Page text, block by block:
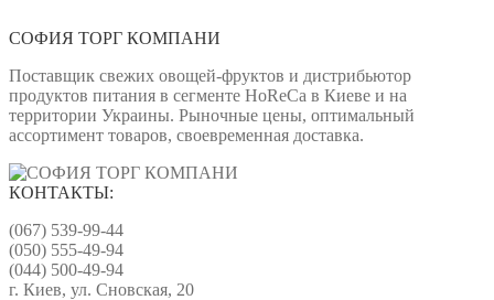
СОФИЯ ТОРГ КОМПАНИ
Поставщик свежих овощей-фруктов и дистрибьютор
продуктов питания в сегменте HoReCa в Киеве и на
территории Украины. Рыночные цены, оптимальный
ассортимент товаров, своевременная доставка.
КОНТАКТЫ:
(067) 539-99-44
(050) 555-49-94
(044) 500-49-94
г. Киев, ул. Сновская, 20